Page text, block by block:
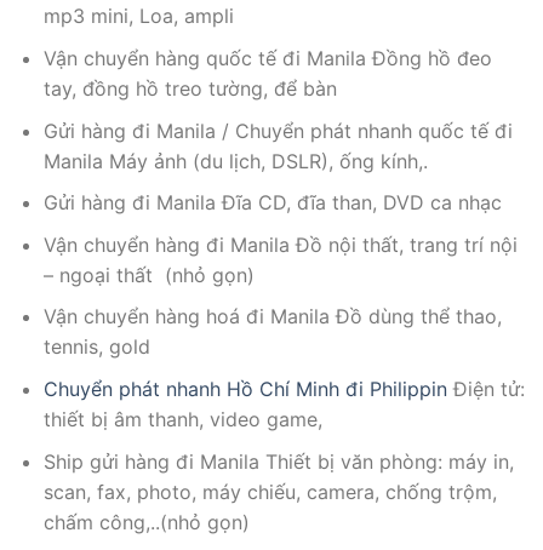
mp3 mini, Loa, ampli
Vận chuyển hàng quốc tế đi Manila Đồng hồ đeo
tay, đồng hồ treo tường, để bàn
Gửi hàng đi Manila / Chuyển phát nhanh quốc tế đi
Manila Máy ảnh (du lịch, DSLR), ống kính,.
Gửi hàng đi Manila Đĩa CD, đĩa than, DVD ca nhạc
Vận chuyển hàng đi Manila Đồ nội thất, trang trí nội
– ngoại thất (nhỏ gọn)
Vận chuyển hàng hoá đi Manila Đồ dùng thể thao,
tennis, gold
Chuyển phát nhanh Hồ Chí Minh đi PhilippinĐiện tử:
thiết bị âm thanh, video game,
Ship gửi hàng đi Manila Thiết bị văn phòng: máy in,
scan, fax, photo, máy chiếu, camera, chống trộm,
chấm công,..(nhỏ gọn)